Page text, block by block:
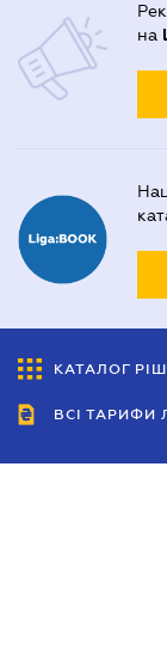
на
КАТАЛОГ
ВСІ ТАРИФИ